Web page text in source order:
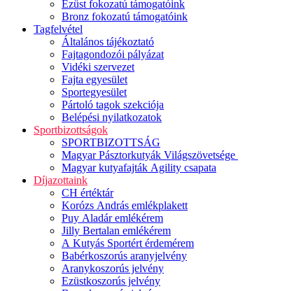
Ezüst fokozatú támogatóink
Bronz fokozatú támogatóink
Tagfelvétel
Általános tájékoztató
Fajtagondozói pályázat
Vidéki szervezet
Fajta egyesület
Sportegyesület
Pártoló tagok szekciója
Belépési nyilatkozatok
Sportbizottságok
SPORTBIZOTTSÁG
Magyar Pásztorkutyák Világszövetsége
Magyar kutyafajták Agility csapata
Díjazottaink
CH értéktár
Korózs András emlékplakett
Puy Aladár emlékérem
Jilly Bertalan emlékérem
A Kutyás Sportért érdemérem
Babérkoszorús aranyjelvény
Aranykoszorús jelvény
Ezüstkoszorús jelvény